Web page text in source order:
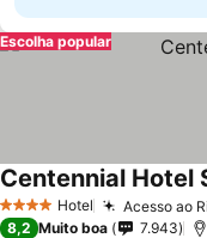
Escolha popular
4 EstrelasHotel Acesso ao
Centennial Hotel
8,2 Muito boa 7.943